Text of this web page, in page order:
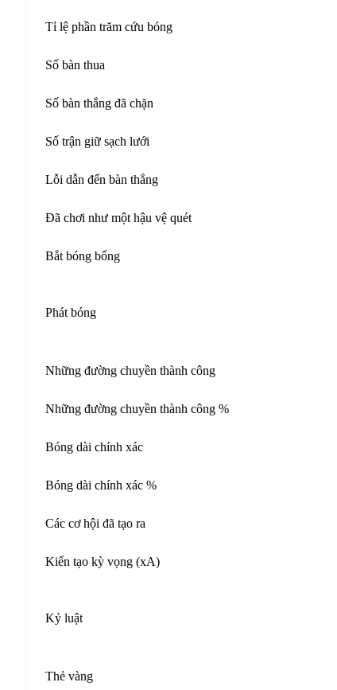
Tỉ lệ phần trăm cứu bóng
Số bàn thua
Số bàn thắng đã chặn
Số trận giữ sạch lưới
Lỗi dẫn đến bàn thắng
Đã chơi như một hậu vệ quét
Bắt bóng bổng
Phát bóng
Những đường chuyền thành công
Những đường chuyền thành công %
Bóng dài chính xác
Bóng dài chính xác %
Các cơ hội đã tạo ra
Kiến tạo kỳ vọng (xA)
Kỷ luật
Thẻ vàng